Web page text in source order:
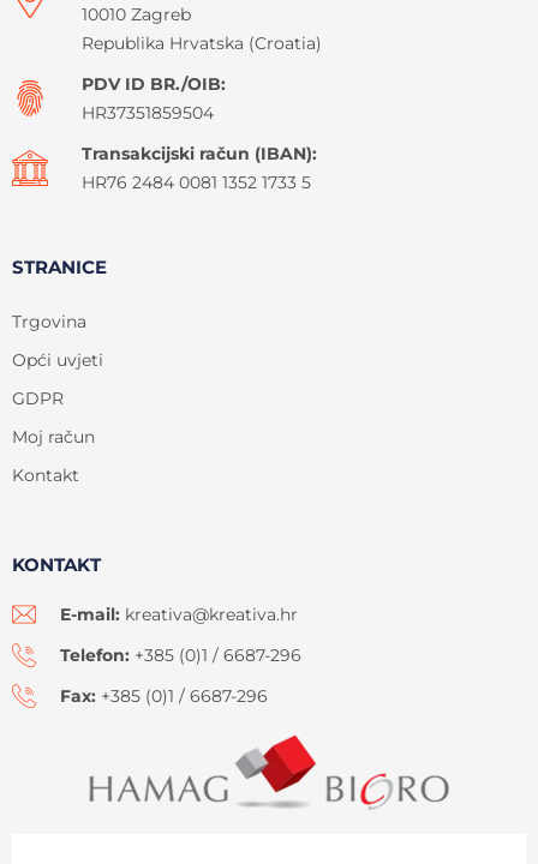
10010 Zagreb
Republika Hrvatska (Croatia)
PDV ID BR./OIB:
HR37351859504
Transakcijski račun (IBAN):
HR76 2484 0081 1352 1733 5
STRANICE
Trgovina
Opći uvjeti
GDPR
Moj račun
Kontakt
KONTAKT
E-mail: kreativa@kreativa.hr
Telefon: +385 (0)1 / 6687-296
Fax: +385 (0)1 / 6687-296